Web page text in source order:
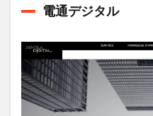
電通デジタル